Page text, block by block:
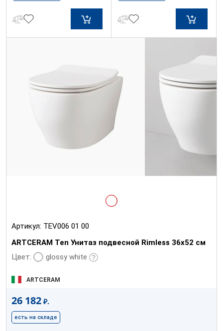
Артикул: TEV006 01 00
ARTCERAM Ten Унитаз подвесной Rimless 36х52 см
Цвет:
glossy white
ARTCERAM
26 182 ₽.
есть на складе